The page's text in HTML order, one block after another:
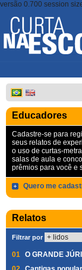
versão 0.700 session
Educadores
Cadastre-se para
seus relatos de
o uso de curtas-
salas de aula e
prêmios para você e
Quero me
Relatos
Filtrar por
01 O GRANDE JÚRI